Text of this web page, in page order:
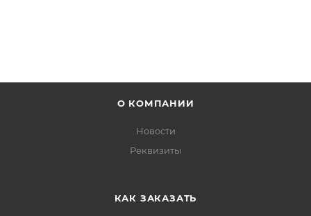
О КОМПАНИИ
Новости
Реквизиты
КАК ЗАКАЗАТЬ